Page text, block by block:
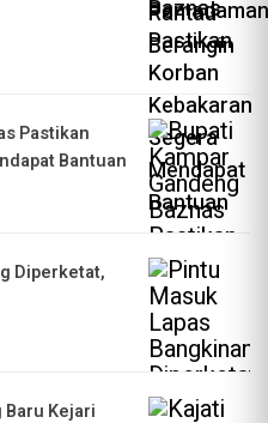
Pastikan
Bantuan
Diperketat,
Kejari